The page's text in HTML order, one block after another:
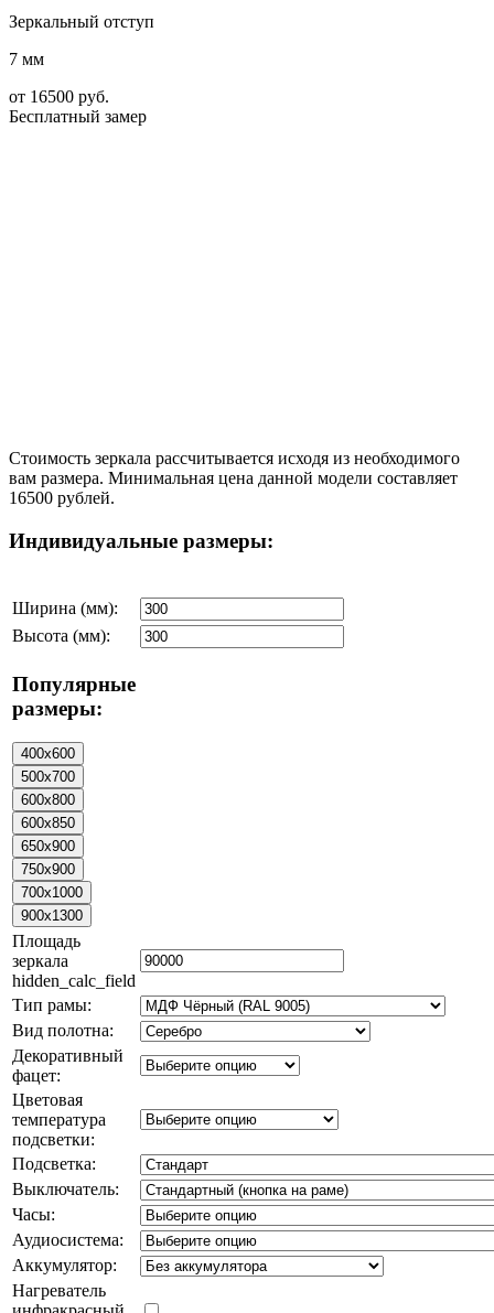
Зеркальный отступ
7 мм
от 16500 руб.
Бесплатный замер
Стоимость зеркала рассчитывается исходя из необходимого
вам размера. Минимальная цена данной модели составляет
16500 рублей.
Индивидуальные размеры:
Ширина (мм):
Высота (мм):
Популярные
размеры:
Площадь
зеркала
hidden_calc_field
Тип рамы:
Вид полотна:
Декоративный
фацет:
Цветовая
температура
подсветки:
Подсветка:
Выключатель:
Часы:
Аудиосистема:
Аккумулятор:
Нагреватель